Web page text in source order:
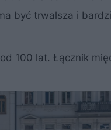
być trwalsza i
100 lat. Łącznik